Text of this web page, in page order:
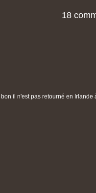
18
il n'est pas retourné en Irlande